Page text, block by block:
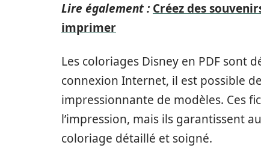
Lire également : Créez des
imprimer
Les coloriages Disney en PDF sont
connexion Internet, il est possible de
impressionnante de modèles. Ces
l’impression, mais ils garantissent
coloriage détaillé et soigné.